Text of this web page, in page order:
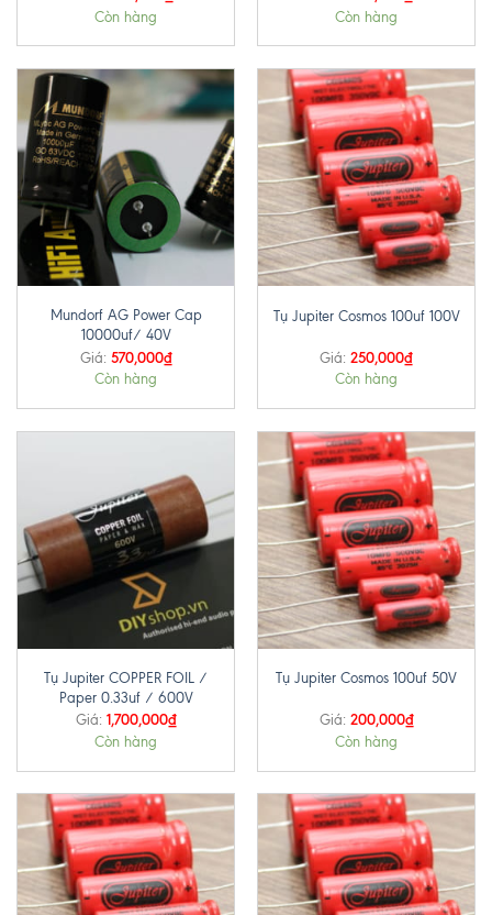
Còn hàng Còn hàng
Mundorf AG Power Cap
10000uf/ 40V
Giá: 570,000₫
Còn hàng
Tụ Jupiter Cosmos 100uf 100V
Giá: 250,000₫
Còn hàng
Tụ Jupiter COPPER FOIL /
Paper 0.33uf / 600V
Giá: 1,700,000₫
Còn hàng
Tụ Jupiter Cosmos 100uf 50V
Giá: 200,000₫
Còn hàng